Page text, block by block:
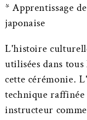
* Apprentissage
japonaise
L'histoire
utilisées dans
cette cérémonie.
technique
instructeur